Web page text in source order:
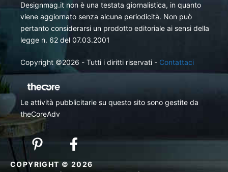
Designmag.it non è una testata giornalistica, in quanto
viene aggiornato senza alcuna periodicità. Non può
pertanto considerarsi un prodotto editoriale ai sensi della
legge n. 62 del 07.03.2001
Copyright ©2026 - Tutti i diritti riservati - Contattaci
Le attività pubblicitarie su questo sito sono gestite da
theCoreAdv
COPYRIGHT © 2026